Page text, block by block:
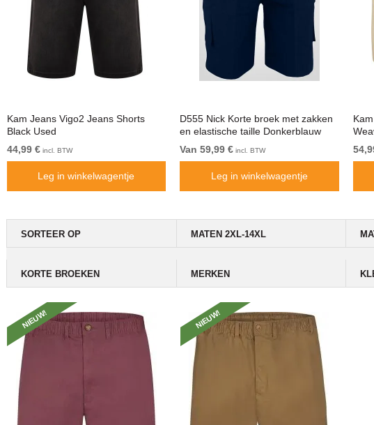
Kam Jeans Vigo2 Jeans Shorts
Black Used
44,99 €incl. BTW
Leg in winkelwagentje
D555 Nick Korte broek met zakken
en elastische taille Donkerblauw
Van 59,99 € incl. BTW
Leg in winkelwagentje
SORTEER OP MATEN 2XL-14XL
KORTE BROEKEN MERKEN
NIEUW! NIEUW!